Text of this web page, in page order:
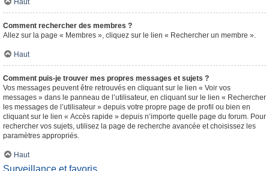
Haut
Comment rechercher des membres ?
Allez sur la page « Membres », cliquez sur le lien « Rechercher un membre ».
Haut
Comment puis-je trouver mes propres messages et sujets ?
Vos messages peuvent être retrouvés en cliquant sur le lien « Voir vos
messages » dans le panneau de l’utilisateur, en cliquant sur le lien « Rechercher
les messages de l’utilisateur » depuis votre propre page de profil ou bien en
cliquant sur le lien « Accès rapide » depuis n’importe quelle page du forum. Pour
rechercher vos sujets, utilisez la page de recherche avancée et choisissez les
paramètres appropriés.
Haut
Surveillance et favoris